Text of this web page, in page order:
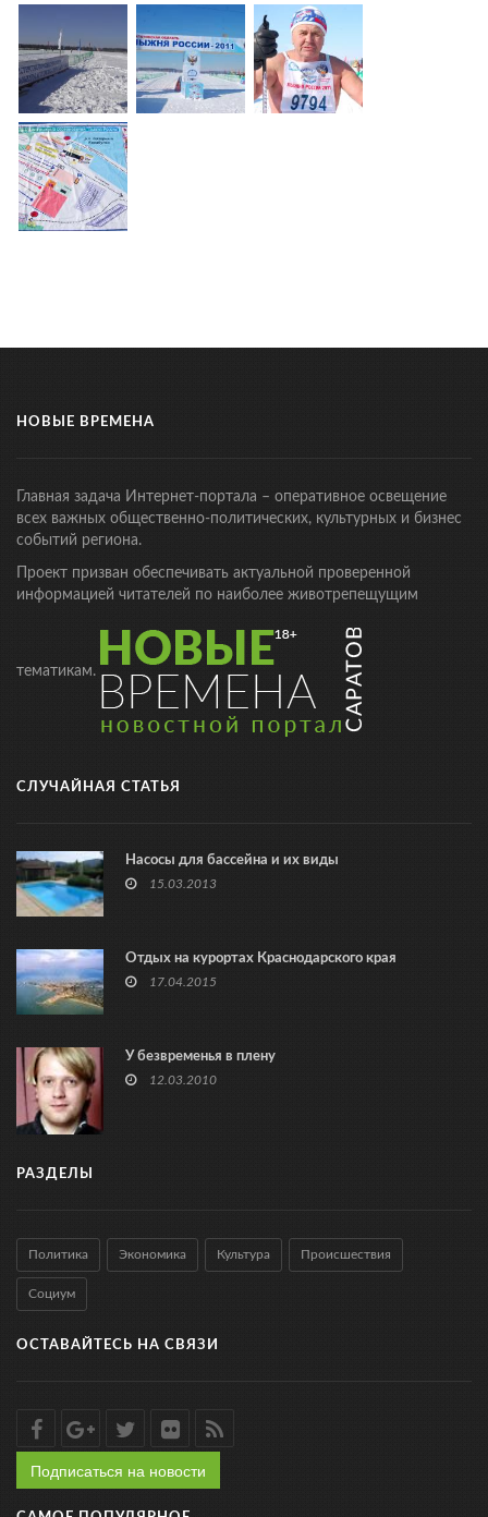
НОВЫЕ ВРЕМЕНА
Главная задача Интернет-портала – оперативное освещение
всех важных общественно-политических, культурных и бизнес
событий региона.
Проект призван обеспечивать актуальной проверенной
информацией читателей по наиболее животрепещущим
тематикам.
СЛУЧАЙНАЯ СТАТЬЯ
Насосы для бассейна и их виды
15.03.2013
Отдых на курортах Краснодарского края
17.04.2015
У безвременья в плену
12.03.2010
РАЗДЕЛЫ
Политика Экономика Культура Происшествия
Социум
ОСТАВАЙТЕСЬ НА СВЯЗИ
Подписаться на новости